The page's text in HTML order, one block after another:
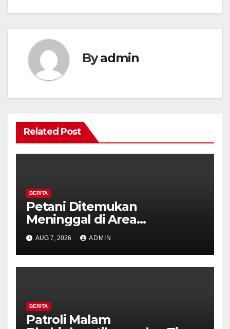
Byadmin
Related Post
BERITA
Petani Ditemukan
Meninggal di Area
Persawahan Kalibeji, Polisi
Pastikan Tidak Ada Tanda
Kekerasan
AUG 7, 2026 ADMIN
BERITA
Patroli Malam